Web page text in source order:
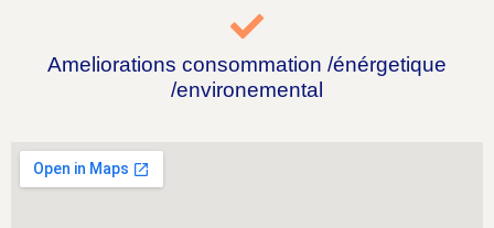
Ameliorations consommation /énérgetique
/environemental